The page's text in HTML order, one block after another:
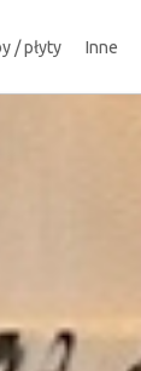
/ płyty Inne